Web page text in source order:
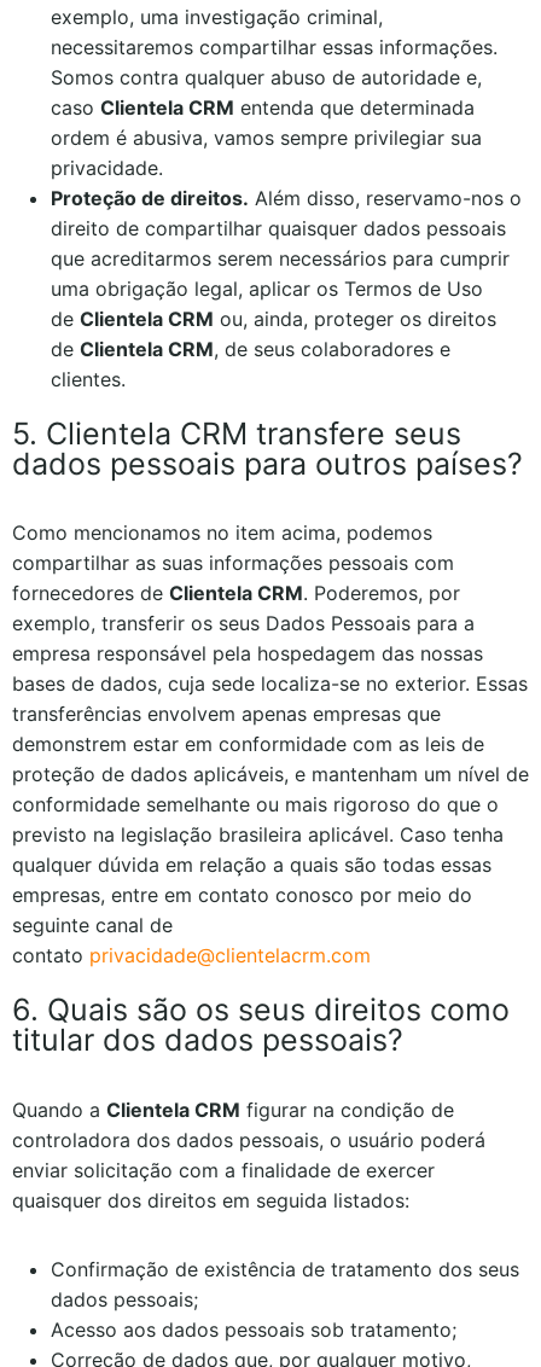
exemplo, uma investigação criminal,
necessitaremos compartilhar essas informações.
Somos contra qualquer abuso de autoridade e,
caso Clientela CRM entenda que determinada
ordem é abusiva, vamos sempre privilegiar sua
privacidade.
Proteção de direitos. Além disso, reservamo-nos o
direito de compartilhar quaisquer dados pessoais
que acreditarmos serem necessários para cumprir
uma obrigação legal, aplicar os Termos de Uso
de Clientela CRM ou, ainda, proteger os direitos
de Clientela CRM, de seus colaboradores e
clientes.
5. Clientela CRM transfere seus
dados pessoais para outros países?
Como mencionamos no item acima, podemos
compartilhar as suas informações pessoais com
fornecedores de Clientela CRM. Poderemos, por
exemplo, transferir os seus Dados Pessoais para a
empresa responsável pela hospedagem das nossas
bases de dados, cuja sede localiza-se no exterior. Essas
transferências envolvem apenas empresas que
demonstrem estar em conformidade com as leis de
proteção de dados aplicáveis, e mantenham um nível de
conformidade semelhante ou mais rigoroso do que o
previsto na legislação brasileira aplicável. Caso tenha
qualquer dúvida em relação a quais são todas essas
empresas, entre em contato conosco por meio do
seguinte canal de
contato privacidade@clientelacrm.com
6. Quais são os seus direitos como
titular dos dados pessoais?
Quando a Clientela CRM figurar na condição de
controladora dos dados pessoais, o usuário poderá
enviar solicitação com a finalidade de exercer
quaisquer dos direitos em seguida listados:
Confirmação de existência de tratamento dos seus
dados pessoais;
Acesso aos dados pessoais sob tratamento;
Correção de dados que, por qualquer motivo,